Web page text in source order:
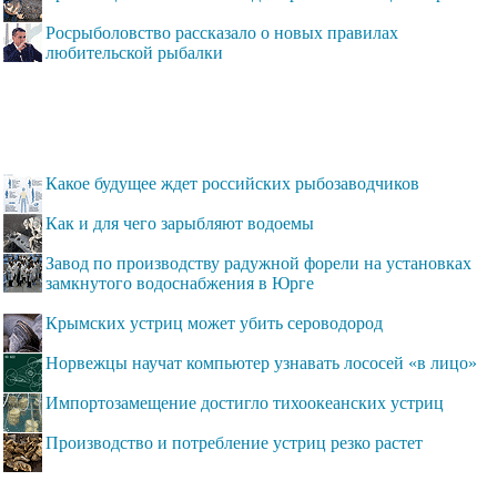
Росрыболовство рассказало о новых правилах
любительской рыбалки
Какое будущее ждет российских рыбозаводчиков
Как и для чего зарыбляют водоемы
Завод по производству радужной форели на установках
замкнутого водоснабжения в Юрге
Крымских устриц может убить сероводород
Норвежцы научат компьютер узнавать лососей «в лицо»
Импортозамещение достигло тихоокеанских устриц
Производство и потребление устриц резко растет